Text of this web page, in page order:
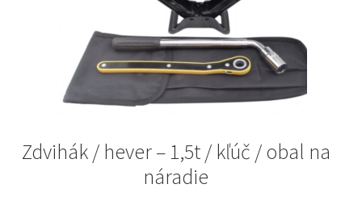
Zdvihák / hever – 1,5t / kľúč / obal na
náradie